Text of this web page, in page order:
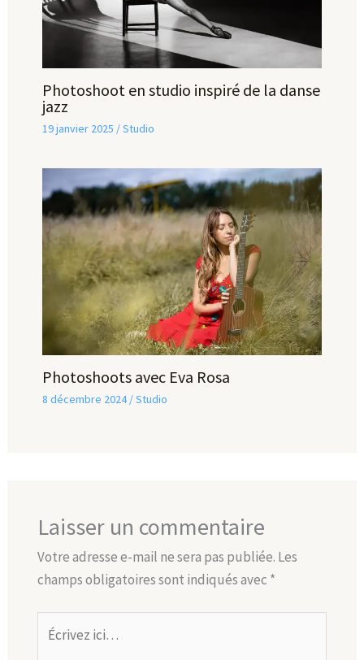
Photoshoot en studio inspiré de la danse
jazz
19 janvier 2025 /Studio
Photoshoots avec Eva Rosa
8 décembre 2024/Studio
Laisser un commentaire
Votre adresse e-mail ne sera pas publiée. Les
champs obligatoires sont indiqués avec *
Écrivez
ici…